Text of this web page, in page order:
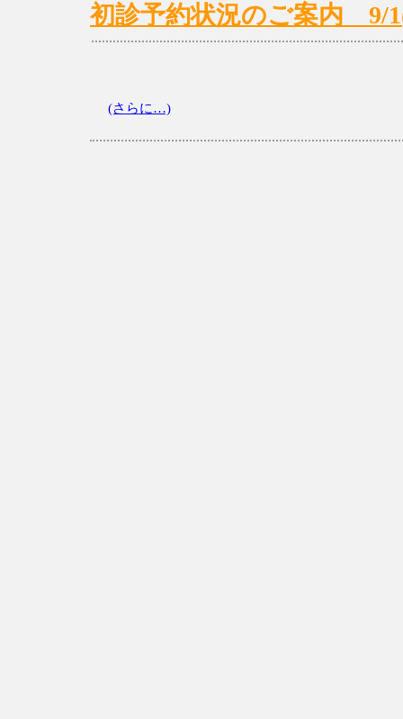
初診予約状況のご案内 9/
(さらに…)